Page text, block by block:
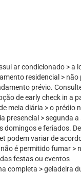
ar condicionado > a
residencial > não
prévio.
de early check in a
meia diária > o prédio
presencial > segunda a
domingos e feriados.
podem variar de
é permitido fumar >
festas ou eventos
completa > geladeira